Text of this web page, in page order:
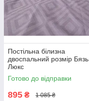
Постільна білизна
двоспальний розмір Бязь
Люкс
Готово до відправки
895 ₴ 1 085 ₴